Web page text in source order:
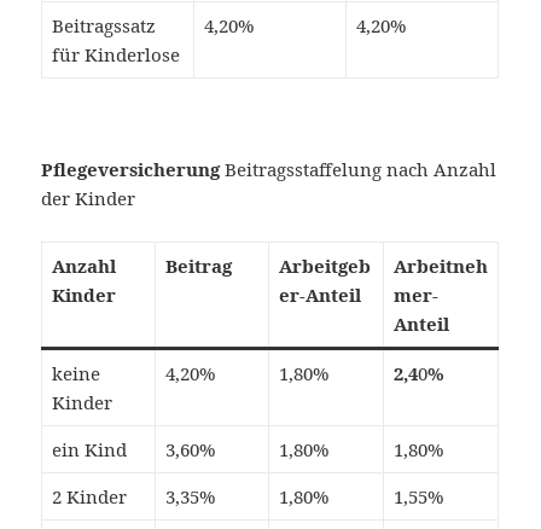
Beitragssatz
für Kinderlose
4,20% 4,20%
PflegeversicherungBeitragsstaffelung nach Anzahl
der Kinder
Anzahl
Kinder
Beitrag
Arbeitgeb
er-Anteil
Arbeitneh
mer-
Anteil
keine
Kinder
4,20% 1,80% 2,40%
ein Kind 3,60% 1,80%
1,80%
2 Kinder
3,35% 1,80%
1,55%